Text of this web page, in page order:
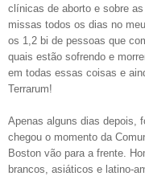
clínicas de aborto e sobre
missas todos os dias no
os 1,2 bi de pessoas que
quais estão sofrendo e
em todas essas coisas e
Terrarum!
Apenas alguns dias depois,
chegou o momento da
Boston vão para a frente.
brancos, asiáticos e latino-